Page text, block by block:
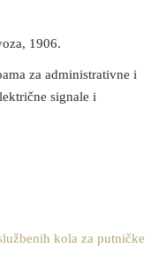
1906.
za administrativne i
signale i
kola za putničke